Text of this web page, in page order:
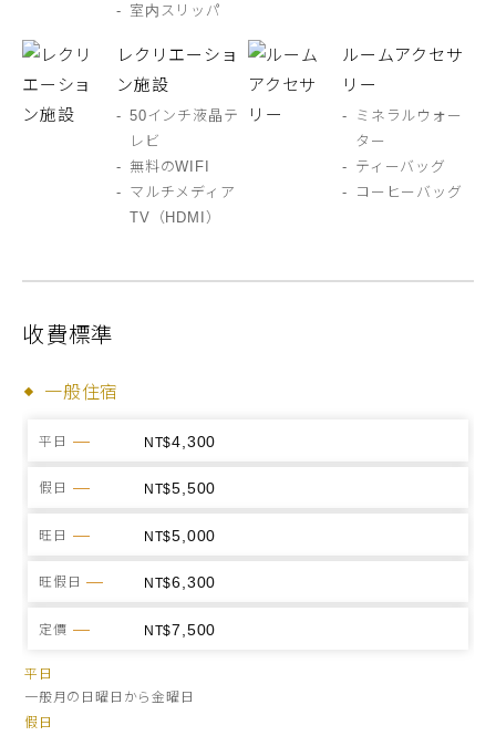
室内スリッパ
レクリエーショ
ン施設
50インチ液晶テ
レビ
無料のWIFI
マルチメディア
TV（HDMI）
ルームアクセサ
リー
ミネラルウォー
ター
ティーバッグ
コーヒーバッグ
收費標準
一般住宿
平日 4,300
假日 5,500
旺日 5,000
旺假日 6,300
定價 7,500
平日
一般月の日曜日から金曜日
假日